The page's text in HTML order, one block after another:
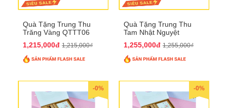
Quà Tặng Trung Thu
Trăng Vàng QTTT06
1,215,000đ 1,215,000₫
Quà Tặng Trung Thu
Tam Nhật Nguyệt
1,255,000đ 1,255,000₫
-0% -0%